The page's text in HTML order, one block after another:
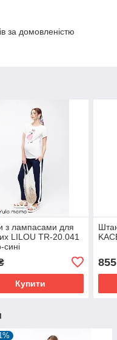
за домовленістю
з лампасами для
LILOU TR-20.041
сині
Купити
855